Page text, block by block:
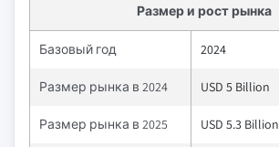
Размер и рост рынка
Базовый год 2024
Размер рынка в 2024 USD 5 Billion
Размер рынка в 2025 USD 5.3 Billion